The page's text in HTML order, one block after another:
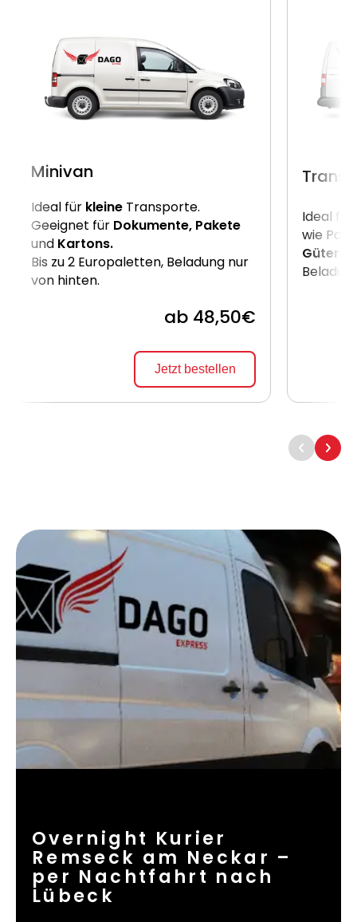
Minivan
Ideal für kleine Transporte.
Geeignet für Dokumente, Pakete
und Kartons.
Bis zu 2 Europaletten, Beladung nur
von hinten.
ab 48,50€
Jetzt bestellen
Ideal für
wie
Güter
Overnight Kurier
Remseck am Neckar –
per Nachtfahrt nach
Lübeck